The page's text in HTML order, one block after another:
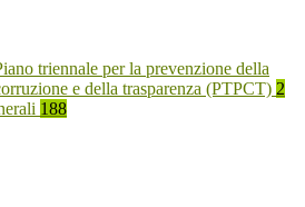
triennale per la prevenzione della
e della trasparenza (PTPCT) 2
188